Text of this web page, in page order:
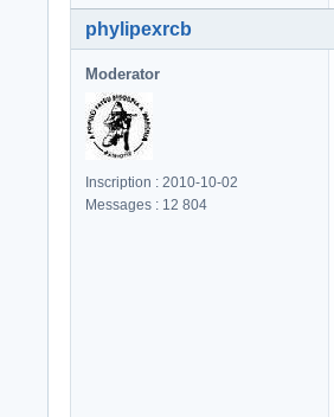
phylipexrcb
Moderator
Inscription : 2010-10-02
Messages : 12 804